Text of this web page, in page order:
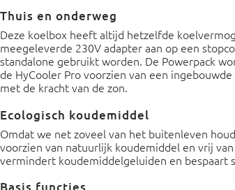
Thuis en onderweg
Deze koelbox heeft altijd hetzelfde
meegeleverde 230V adapter aan op een
standalone gebruikt worden. De Powerpack
de HyCooler Pro voorzien van een
met de kracht van de zon.
Ecologisch koudemiddel
Omdat we net zoveel van het buitenleven
voorzien van natuurlijk koudemiddel en vrij
vermindert koudemiddelgeluiden en